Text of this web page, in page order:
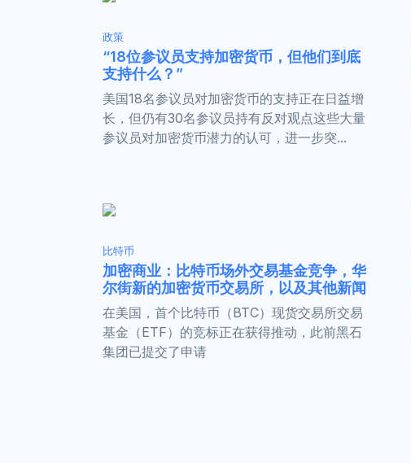
政策
“18位参议员支持加密货币，但他们到底
支持什么？”
美国18名参议员对加密货币的支持正在日益增
长，但仍有30名参议员持有反对观点这些大量
参议员对加密货币潜力的认可，进一步突...
比特币
加密商业：比特币场外交易基金竞争，华
尔街新的加密货币交易所，以及其他新闻
在美国，首个比特币（BTC）现货交易所交易
基金（ETF）的竞标正在获得推动，此前黑石
集团已提交了申请